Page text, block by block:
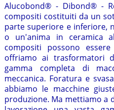
Alucobond® - Dibond® -
compositi costituiti da un
parte superiore e inferiore,
o un'anima in ceramica
compositi possono
offriamo ai trasformatori
gamma completa di
meccanica. Foratura e
abbiamo le macchine
produzione. Ma mettiamo a